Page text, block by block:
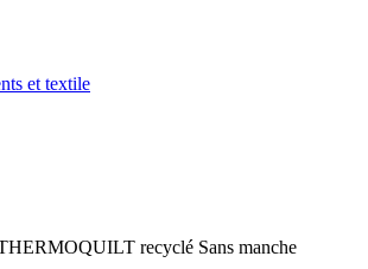
et textile
recyclé Sans manche